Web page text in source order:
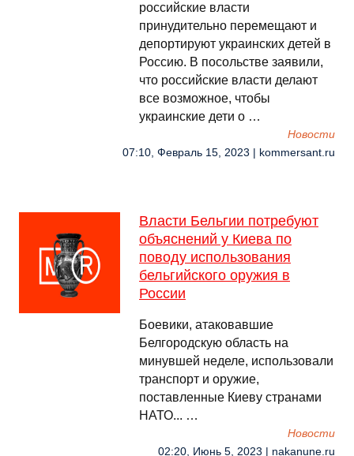
российские власти
принудительно перемещают и
депортируют украинских детей в
Россию. В посольстве заявили,
что российские власти делают
все возможное, чтобы
украинские дети о …
Новости
07:10, Февраль 15, 2023 | kommersant.ru
Власти Бельгии потребуют
объяснений у Киева по
поводу использования
бельгийского оружия в
России
Боевики, атаковавшие
Белгородскую область на
минувшей неделе, использовали
транспорт и оружие,
поставленные Киеву странами
НАТО... …
Новости
02:20, Июнь 5, 2023 | nakanune.ru